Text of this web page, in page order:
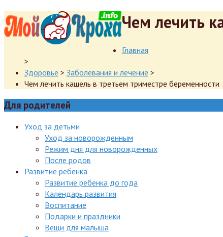
Чем лечить
Главная
>
Здоровье > Заболевания и лечение >
Чем лечить кашель в третьем триместре беременности
Для родителей
Уход за детьми
Уход за новорожденным
Режим дня для новорожденных
После родов
Развитие ребенка
Развитие ребенка до года
Календарь развития
Воспитание
Подарки и праздники
Вещи для малыша